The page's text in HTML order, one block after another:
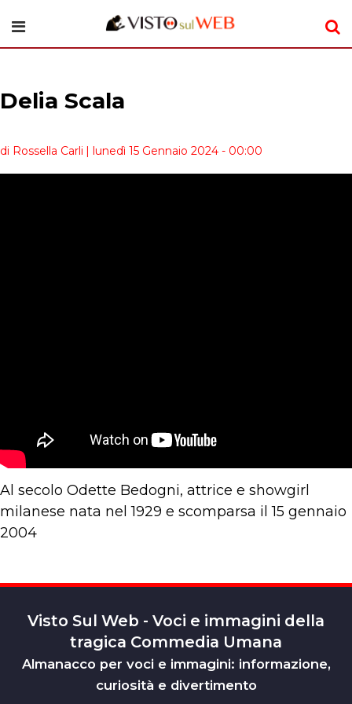
Delia Scala
di Rossella Carli | lunedì 15 Gennaio 2024 - 00:00
Al secolo Odette Bedogni, attrice e showgirl
milanese nata nel 1929 e scomparsa il 15 gennaio
2004
Visto Sul Web - Voci e immagini della
tragica Commedia Umana
Almanacco per voci e immagini: informazione,
curiosità e divertimento